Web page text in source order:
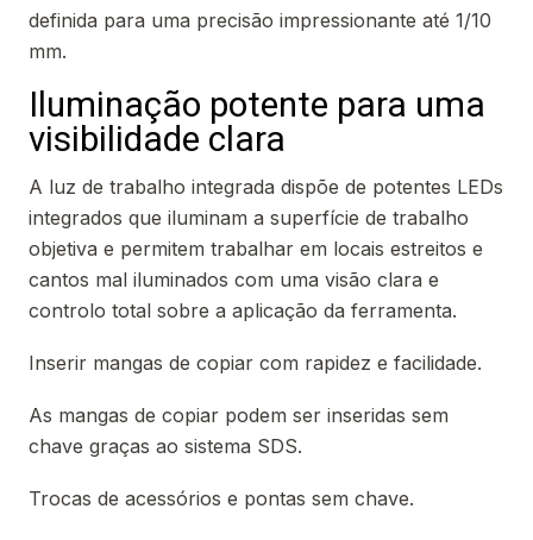
definida para uma precisão impressionante até 1/10
mm.
Iluminação potente para uma
visibilidade clara
A luz de trabalho integrada dispõe de potentes LEDs
integrados que iluminam a superfície de trabalho
objetiva e permitem trabalhar em locais estreitos e
cantos mal iluminados com uma visão clara e
controlo total sobre a aplicação da ferramenta.
Inserir mangas de copiar com rapidez e facilidade.
As mangas de copiar podem ser inseridas sem
chave graças ao sistema SDS.
Trocas de acessórios e pontas sem chave.